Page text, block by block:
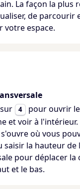
La façon la plus
de parcourir
votre espace.
4
pour ouvrir
et voir à l'intérieur.
où vous
saisir la hauteur de
pour déplacer la
et le bas.